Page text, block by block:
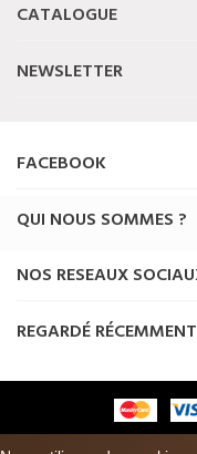
CATALOGUE
NEWSLETTER
FACEBOOK
QUI NOUS SOMMES ?
NOS RESEAUX
REGARDÉ RÉCEMMENT